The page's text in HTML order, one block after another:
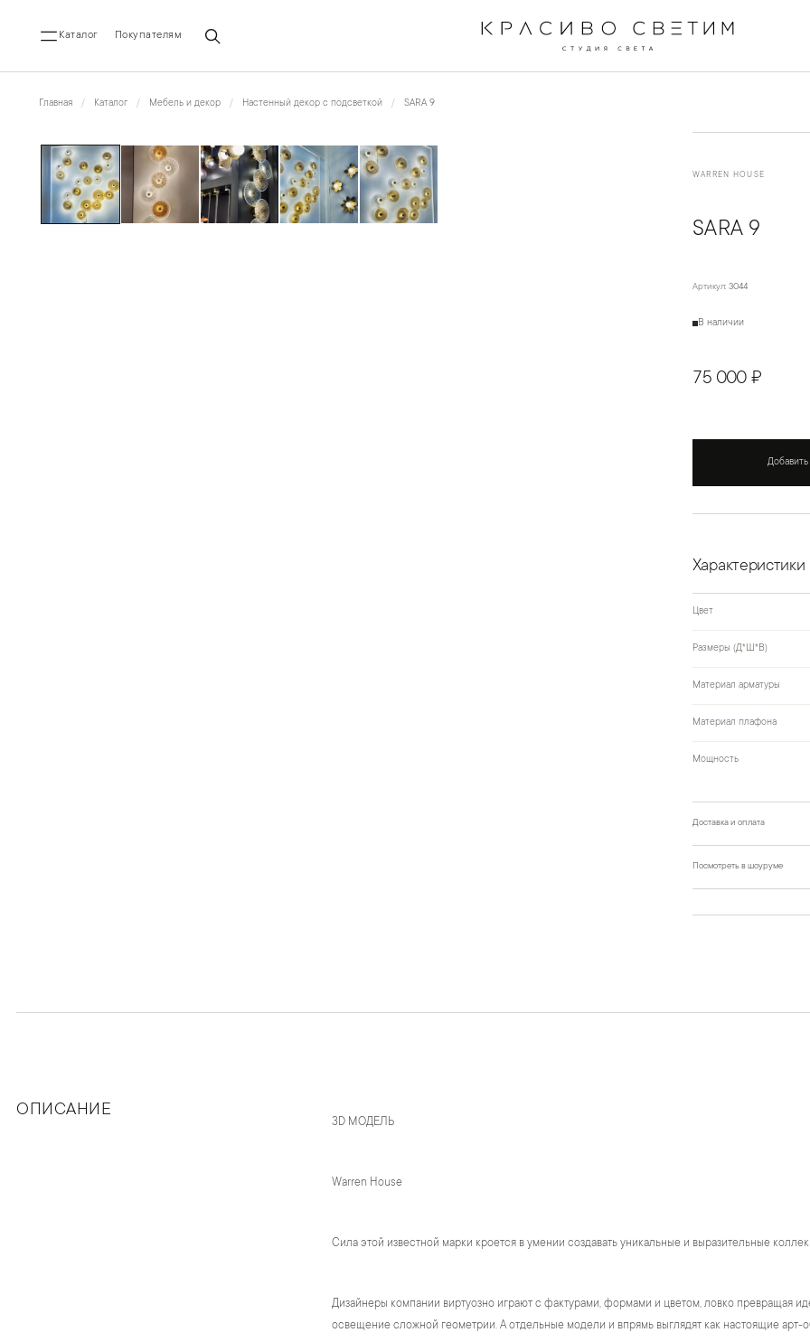
Каталог Покупателям
Главная Каталог Мебель и декор Настенный декор с подсветкой SARA 9
WARREN HOUSE
SARA 9
Артикул: 3044
В наличии
75 000 ₽
Характеристики
Цвет
Размеры (Д*Ш*В)
Материал арматуры
Материал плафона
Мощность
Доставка и оплата
Посмотреть в шоуруме
ОПИСАНИЕ
3D МОДЕЛЬ
Warren House
Сила этой известной марки кроется в умении создавать уникальные и выразительные
Дизайнеры компании виртуозно играют с фактурами, формами и цветом, ловко превращая
освещение сложной геометрии. А отдельные модели и впрямь выглядят как настоящие арт-